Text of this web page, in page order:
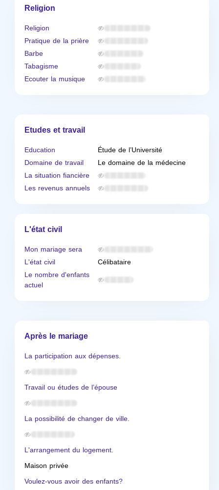
Religion
Religion
Pratique de la prière
Barbe
Tabagisme
Ecouter la musique
Etudes et travail
Education
Étude de l’Université
Domaine de travail
Le domaine de la médecine
La situation fiancière
Les revenus annuels
L'état civil
Mon mariage sera
L'état civil
Célibataire
Le nombre d'enfants
actuel
Après le mariage
La participation aux dépenses.
Travail ou études de l’épouse
La possibilité de changer de ville.
L'arrangement du logement.
Maison privée
Voulez-vous avoir des enfants?